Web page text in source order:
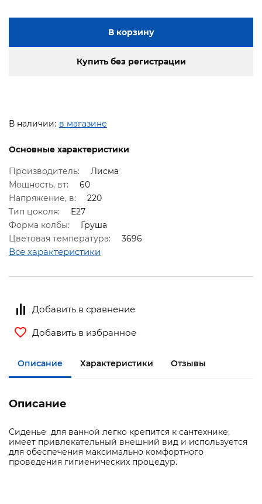
В корзину
Купить без регистрации
В наличии: в магазине
Основные характеристики
Производитель:
Лисма
Мощность, вт:
60
Напряжение, в:
220
Тип цоколя:
Е27
Форма колбы:
Груша
Цветовая температура:
3696
Все характеристики
Добавить в сравнение
Добавить в избранное
Описание Характеристики Отзывы
Описание
Сиденье для ванной легко крепится к сантехнике,
имеет привлекательный внешний вид и используется
для обеспечения максимально комфортного
проведения гигиенических процедур.